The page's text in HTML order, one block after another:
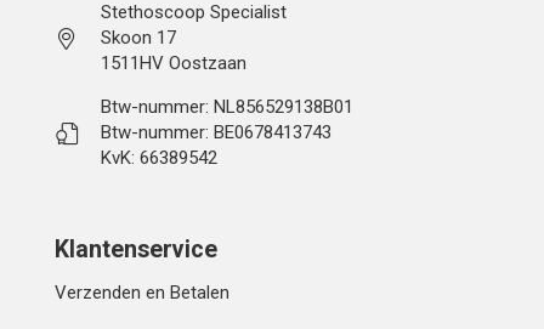
Stethoscoop Specialist
Skoon 17
1511HV Oostzaan
Btw-nummer: NL856529138B01
Btw-nummer: BE0678413743
KvK: 66389542
Klantenservice
Verzenden en Betalen